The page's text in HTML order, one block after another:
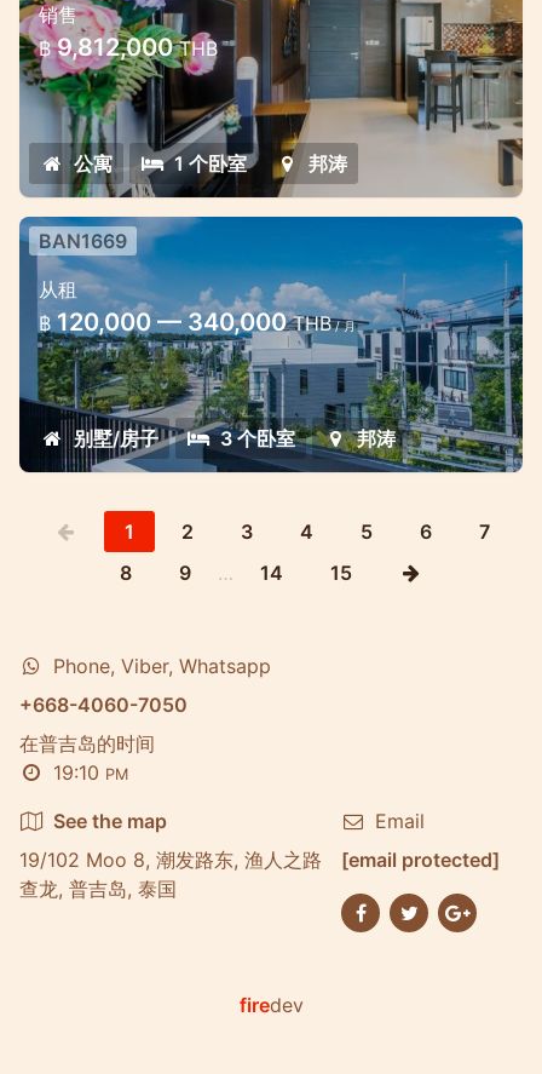
销售
฿ 9,812,000THB
公寓 1 个卧室 邦涛
拉古纳三卧室大型联排别墅，带共用泳
池
拉古纳公园联排别墅出租
BAN1669
从租
฿ 120,000 — 340,000THB/ 月
别墅/房子 3 个卧室 邦涛
1 2 3 4 5 6
7
8
9 … 14 15
Phone, Viber, Whatsapp
+668-4060-7050
在普吉岛的时间
19:10 PM
See the map
19/102 Moo 8, 潮发路东, 渔人之路
查龙, 普吉岛, 泰国
Email
[email protected]
firedev